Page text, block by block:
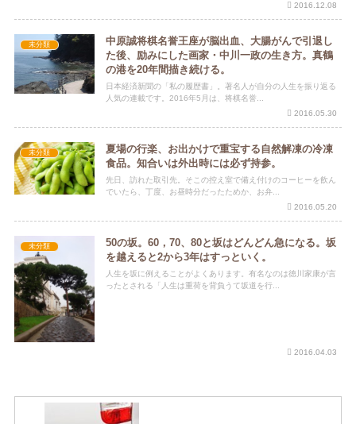
2016.12.08
未分類
中原誠将棋名誉王座が脳出血、大腸がんで引退し
た後、励みにした画家・中川一政の生き方。真鶴
の港を20年間描き続ける。
日本経済新聞の「私の履歴書」。著名人が自分の人生を振り返る
人気の連載です。2016年5月は、将棋名誉...
2016.05.30
未分類
夏場の行楽、お出かけで重宝する自然解凍の冷凍
食品。知合いは外出時には必ず持参。
先日、訪れた取引先。そこの控え室で備え付けのコーヒーを飲ん
でいたら、丁度、お昼時分だったためか、お弁...
2016.05.20
未分類
50の坂。60，70、80と坂はどんどん急になる。坂
を越えると2から3年はすっといく。
人生を坂に例えることがよくあります。有名なのは徳川家康が言
ったとされる「人生は重荷を背負うて坂道を行...
2016.04.03